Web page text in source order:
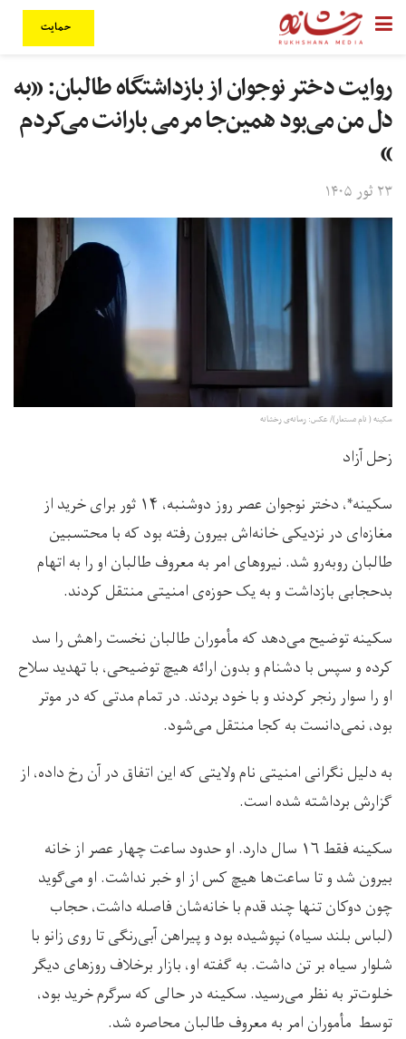
حمایت
روایت دختر نوجوان از بازداشتگاه طالبان: «به
دل من می‌بود همین‌جا مرمی ‌بارانت می‌کردم
»
۲۳ ثور ۱۴۰۵
سکینه ( نام مستعار)/ عکس: رسانه‌ی رخشانه
زحل آزاد
سکینه*، دختر نوجوان عصر روز دوشنبه، ۱۴ ثور برای خرید از
مغازه‌ای در نزدیکی خانه‌اش بیرون رفته بود که با محتسبین
طالبان روبه‌رو شد. نیروهای امر به معروف طالبان او را به اتهام
بدحجابی بازداشت و به یک حوزه‌ی امنیتی منتقل کردند.
سکینه توضیح می‌دهد که مأموران طالبان نخست راهش را سد
کرده و سپس با دشنام و بدون ارائه هیچ توضیحی، با تهدید سلاح
او را سوار رنجر کردند و با خود بردند. در تمام مدتی که در موتر
بود، نمی‌دانست به کجا منتقل می‌شود.
به دلیل نگرانی امنیتی نام ولایتی که این اتفاق در آن رخ داده، از
گزارش برداشته شده است.
سکینه فقط ۱۶ سال دارد. او حدود ساعت چهار عصر از خانه
بیرون شد و تا ساعت‌ها هیچ کس از او خبر نداشت. او می‌گوید
چون دوکان تنها چند قدم با خانه‌شان فاصله داشت، حجاب
(لباس بلند سیاه) نپوشیده بود و پیراهن آبی‌رنگی تا روی زانو با
شلوار سیاه بر تن داشت. به گفته او، بازار برخلاف روزهای دیگر
خلوت‌تر به نظر می‌رسید. سکینه در حالی‌ که سرگرم خرید بود،
توسط مأموران امر به معروف طالبان محاصره شد.